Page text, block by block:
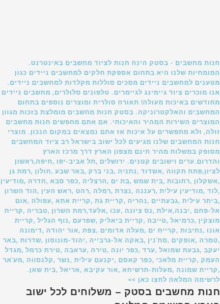
חנות מחשבים - בסטק הינה חנות לציוד מחשבים באינטרנט.
המומחיות שלנו היא בתחום אספקת חלקים למחשבים ניידים כגון
מטענים למחשבים ניידים מסכים סוללות מקלדות למחשבים ניידים.
אנו מוכרים ציוד גיימינג לגיימרים. טלפונים סלולרים, מחשבים ניידים
מחודשים באיכות מעולה! תאורה סולרית ומוצרים נוספים בתחום
המחשבים והאלקטרוניקה. בסטק חנות מחשבים מומלצת בזכות מגוון
המוצרים השירות המהיר והאיכותי. אם אתם מחפשים חנות מחשבים
זולה, ולא מתפשרים על איכות אז אתם נמצאים במקום הנכון. מוצרי
חנות המחשבים שלנו מגיעים לכל ישוב בישראל רב ציוד המחשבים
מסופק במשלוח מהיר חינם מצפון הארץ דרך מרכז הארץ
והדרום.ערים וישובים קטנים. ירושלים ,תל אביב-יפו ,חיפה,ראשון
לציון,פתח תקווה ,אשדוד ,נתניה ,בני ברק ,באר שבע ,חולון ,רמת גן
,אשקלון ,רחובות ,בית שמש ,בת ים ,הרצליה ,כפר סבא ,חדרה ,מודיעין
,לוד ,מודיעין עילית ,רעננה ,נצרת ,רמלה ,רהט ,ראש העין ,הוד השרון
,ביתר עילית ,גבעתיים ,נהריה ,קריית גת ,קריית אתא ,עפולה ,אום
אל-פחם ,יבנה,אילת ,נס ציונה ,עכו ,אלעד,רמת השרון ,טבריה ,קריית
מוצקין ,כרמיאל ,טייבה ,קריית ביאליק ,שפרעם ,נוף הגליל ,קריית
אונו ,נתיבות ,קריית ים ,מעלה אדומים ,צפת ,אור יהודה ,דימונה
,טמרה ,אופקים ,סח'נין ,באקה אל-גרבייה ,יהוד-מונוסון ,שדרות ,באר
יעקב ,גבעת שמואל ,ערד ,כפר יונה ,טירה ,עראבה ,טירת כרמל ,מגדל
העמק ,קריית מלאכי ,כפר קאסם ,יקנעם עילית ,נשר ,קלנסווה ,מע'אר
,קריית שמונה ,מעלות-תרשיחא ,אור עקיבא ,אריאל ,בית שאן.
לרשימה המלאה לחצו כאן >>
חנות מחשבים בסטק – משלוחים לכל ישוב